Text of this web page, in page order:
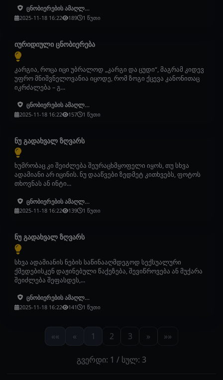
ცნობიერების ამაღლება
2025-11-18 16:22 189 1 წუთი
იურიდიული ცნობიერება
კარგია, როცა იცი უბრალოდ „კარგი და ცუდი“, მაგრამ კიდევ
უფრო მნიშვნელოვანია იცოდე, რომ ზოგი ქცევა კანონითაც
იკრძალება – გ...
ცნობიერების ამაღლება
2025-11-18 16:22 157 1 წუთი
ნუ გადახვალ ზღვარს
ხუმრობაც კი შეიძლება შეურაცხმყოფელი იყოს, თუ სხვა
ადამიანი არ იცინის. ნუ დააწვები ზედმეტ კითხვებს, ფოტოს
თხოვნას ან ინტი...
ცნობიერების ამაღლება
2025-11-18 16:22 139 1 წუთი
ნუ გადახვალ ზღვარს
სხვა ადამიანის ნების საწინააღმდეგოდ სექსუალური
ქმედებისკენ დაჟინებული წაქეზება, შევიწროვება ან მუქარა
შეიძლება შეფასდეს,...
ცნობიერების ამაღლება
2025-11-18 16:22 141 1 წუთი
«« « 1 2 3 » »»
გვერდი: 1 / სულ: 3